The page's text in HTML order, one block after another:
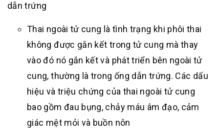
dẫn trứng
Thai ngoài tử cung là tình trạng khi phôi thai
không được gắn kết trong tử cung mà thay
vào đó nó gắn kết và phát triển bên ngoài tử
cung, thường là trong ống dẫn trứng. Các dấu
hiệu và triệu chứng của thai ngoài tử cung
bao gồm đau bụng, chảy máu âm đạo, cảm
giác mệt mỏi và buồn nôn